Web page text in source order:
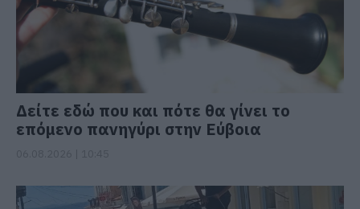
Δείτε εδώ που και πότε θα γίνει το
επόμενο πανηγύρι στην Εύβοια